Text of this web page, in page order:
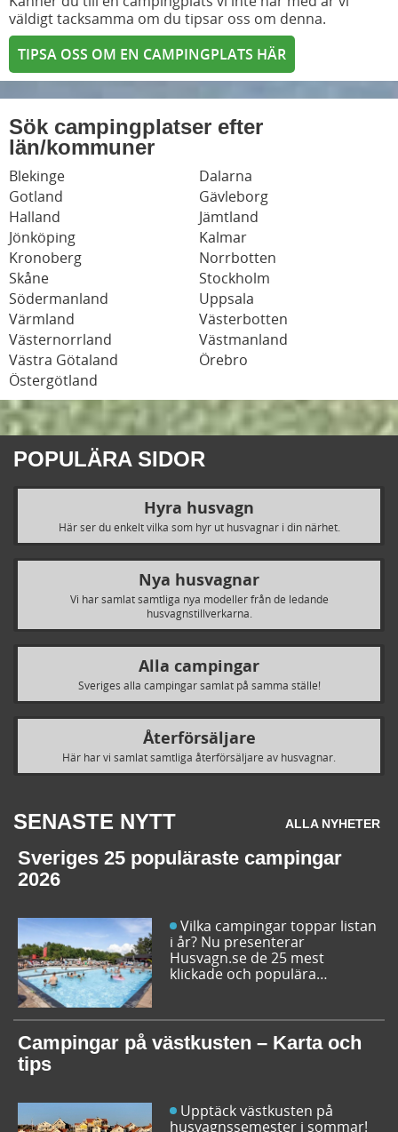
väldigt tacksamma om du tipsar oss om denna.
TIPSA OSS OM EN CAMPINGPLATS HÄR
Sök campingplatser efter
län/kommuner
Blekinge
Dalarna
Gotland
Gävleborg
Halland
Jämtland
Jönköping
Kalmar
Kronoberg
Norrbotten
Skåne
Stockholm
Södermanland
Uppsala
Värmland
Västerbotten
Västernorrland
Västmanland
Västra Götaland
Örebro
Östergötland
POPULÄRA SIDOR
Hyra husvagn
Här ser du enkelt vilka som hyr ut husvagnar i din närhet.
Nya husvagnar
Vi har samlat samtliga nya modeller från de ledande
husvagnstillverkarna.
Alla campingar
Sveriges alla campingar samlat på samma ställe!
Återförsäljare
Här har vi samlat samtliga återförsäljare av husvagnar.
SENASTE NYTT ALLA NYHETER
Sveriges 25 populäraste campingar
2026
Vilka campingar toppar listan
i år? Nu presenterar
Husvagn.se de 25 mest
klickade och populära
inspireras av campingfolkets
egna favoriter och hitta din
nästa favorit redan idag!
Campingar på västkusten – Karta och
tips
husvagnssemester i sommar!